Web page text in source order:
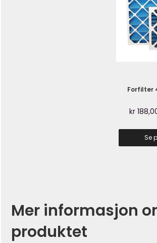
Forfilter
kr
Se
Mer informasjon
produktet